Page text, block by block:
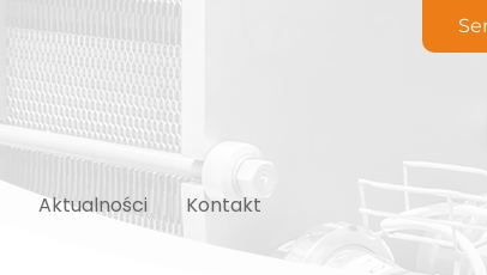
Aktualności Kontakt